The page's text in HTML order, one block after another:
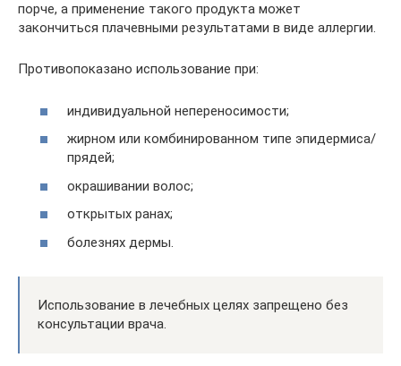
порче, а применение такого продукта может
закончиться плачевными результатами в виде аллергии.
Противопоказано использование при:
индивидуальной непереносимости;
жирном или комбинированном типе эпидермиса/
прядей;
окрашивании волос;
открытых ранах;
болезнях дермы.
Использование в лечебных целях запрещено без
консультации врача.